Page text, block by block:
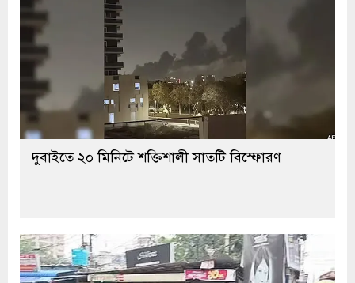
দুবাইতে ২০ মিনিটে শক্তিশালী সাতটি বিস্ফোরণ